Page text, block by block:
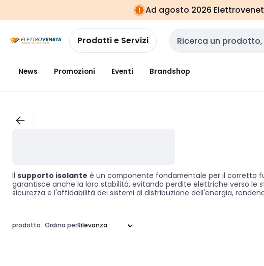
navigazionealla
pagina
Ad agosto 2026
Prodotti e Servizi Cerca input
News Promozioni Eventi Brandshop
Il supporto isolante è un componente fondamentale per il corretto
garantisce anche la loro stabilità, evitando perdite elettriche verso le
sicurezza e l'affidabilità dei sistemi di distribuzione dell'energia,
prodotto Ordina per